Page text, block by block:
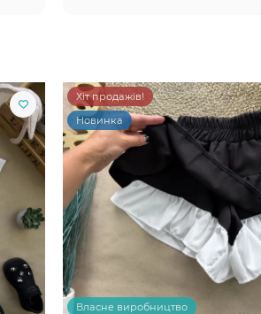
Хіт продажів!
Новинка
Власне виробництво